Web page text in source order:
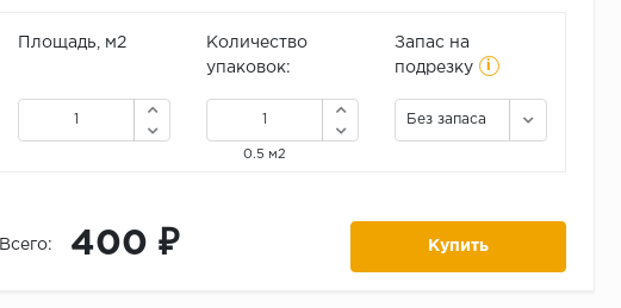
Площадь, м2
Количество
упаковок:
0.5 м2
Запас на
подрезку
i
Без запаса
Всего: 400 ₽ Купить